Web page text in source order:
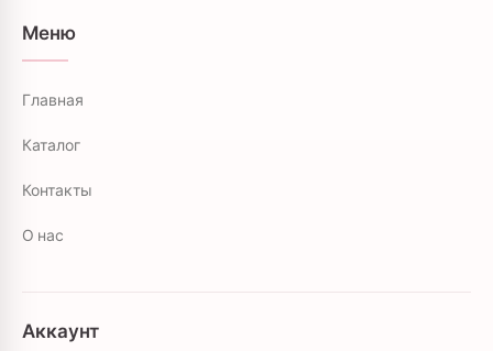
Меню
Главная
Каталог
Контакты
О нас
Аккаунт